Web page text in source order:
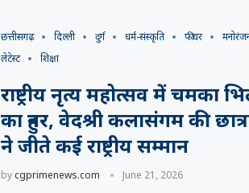
छत्तीसगढ़ दिल्ली दुर्ग धर्म-संस्कृति फीचर
लेटेस्ट
शिक्षा
राष्ट्रीय नृत्य महोत्सव में चमका
का हुनर, वेदश्री कलासंगम की
ने जीते कई राष्ट्रीय सम्मान
bycgprimenews.com June 21, 2026